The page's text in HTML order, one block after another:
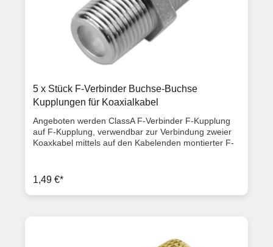
5 x Stück F-Verbinder Buchse-Buchse
Kupplungen für Koaxialkabel
Angeboten werden ClassA F-Verbinder F-Kupplung
auf F-Kupplung, verwendbar zur Verbindung zweier
Koaxkabel mittels auf den Kabelenden montierter F-
Produktbeschreibung Länge: 2,0 cm für jede F-
Steckergröße auch für Crimpstecker geeignet F-
Buchse auf F-Buchse (Kupplung/Kupplung) ClassA
1,49 €*